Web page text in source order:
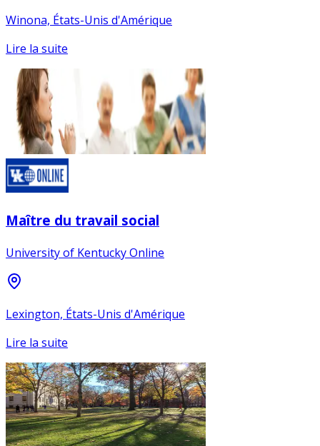
Winona, États-Unis d'Amérique
Lire la suite
Maître du travail social
University of Kentucky Online
Lexington, États-Unis d'Amérique
Lire la suite